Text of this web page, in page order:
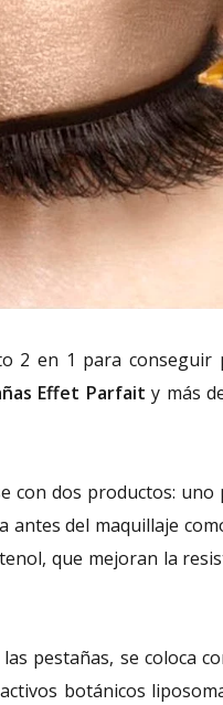
2 en 1 para conseguir
Effet Parfait y más
con dos productos:
antes del maquillaje
que mejoran la
pestañas, se coloca
botánicos